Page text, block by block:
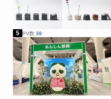
5 PV数 39